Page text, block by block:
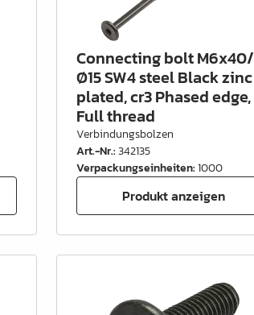
Connecting bolt M6x40/
Ø15 SW4 steel Black zinc
plated, cr3 Phased edge,
Full thread
Verbindungsbolzen
Art.-Nr.:342135
Verpackungseinheiten:1000
Produkt anzeigen